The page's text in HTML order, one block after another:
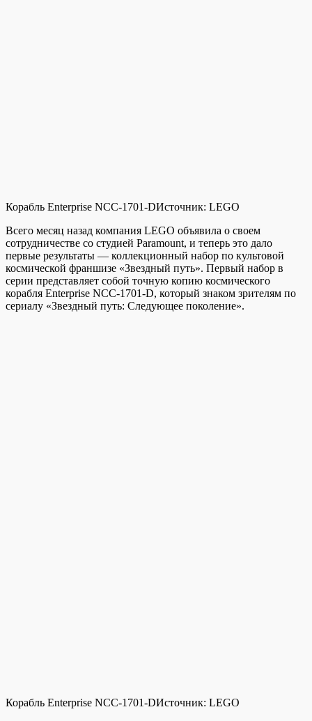
Корабль Enterprise NCC-1701-DИсточник: LEGO
Всего месяц назад компания LEGO объявила о своем
сотрудничестве со студией Paramount, и теперь это дало
первые результаты — коллекционный набор по культовой
космической франшизе «Звездный путь». Первый набор в
серии представляет собой точную копию космического
корабля Enterprise NCC-1701-D, который знаком зрителям по
сериалу «Звездный путь: Следующее поколение».
Корабль Enterprise NCC-1701-DИсточник: LEGO